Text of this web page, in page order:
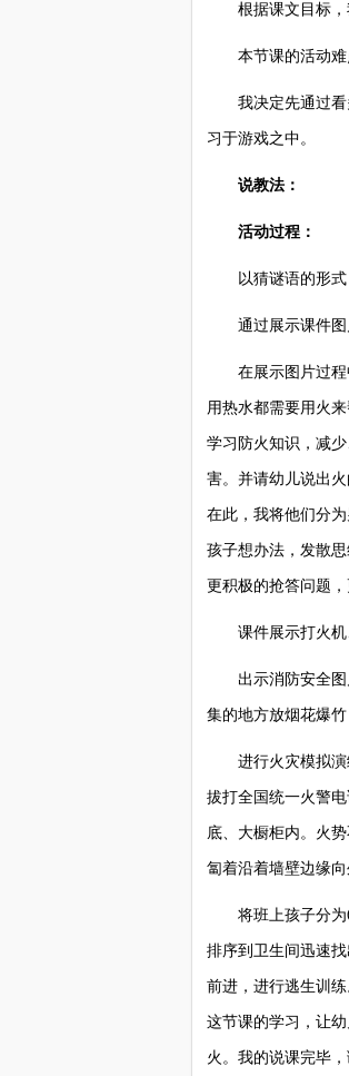
根据课文目标，我
本节课的活动难
我决定先通过看
习于游戏之中。
说教法：
活动过程：
以猜谜语的形式
通过展示课件图
在展示图片过程中
用热水都需要用火
学习防火知识，减
害。并请幼儿说出
在此，我将他们分
孩子想办法，发散
更积极的抢答问题
课件展示打火机、
出示消防安全图
集的地方放烟花爆
进行火灾模拟演
拔打全国统一火警
底、大橱柜内。火
匐着沿着墙壁边缘
将班上孩子分为6
排序到卫生间迅速
前进，进行逃生训
这节课的学习，让
火。我的说课完毕